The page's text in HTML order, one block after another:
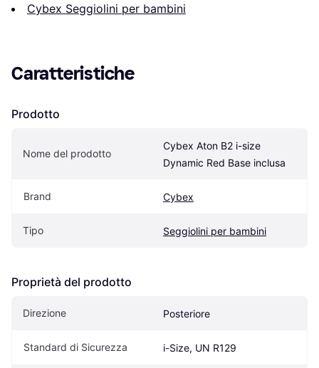
Cybex Seggiolini per bambini
Caratteristiche
Prodotto
Nome del prodotto
Cybex Aton B2 i-size
Dynamic Red Base inclusa
Brand Cybex
Tipo Seggiolini per bambini
Proprietà del prodotto
Direzione Posteriore
Standard di Sicurezza i-Size, UN R129